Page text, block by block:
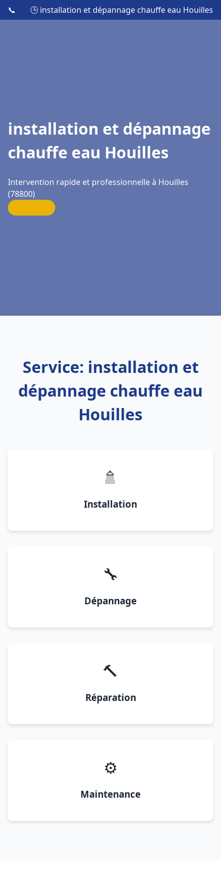
📞 🕒 installation et dépannage chauffe eau Houilles
installation et dépannage
chauffe eau Houilles
Intervention rapide et professionnelle à Houilles
(78800)
Service: installation et
dépannage chauffe eau
Houilles
🚿
Installation
🔧
Dépannage
🔨
Réparation
⚙️
Maintenance